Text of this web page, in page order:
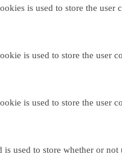
is used to store the user
is used to store the user
is used to store the user
used to store whether or